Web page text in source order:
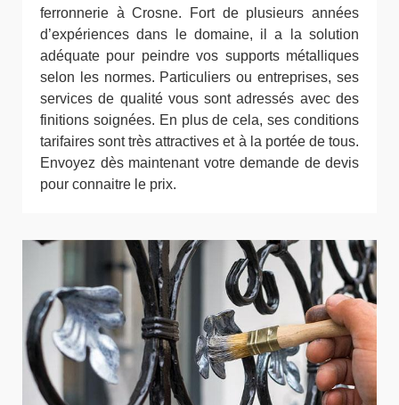
ferronnerie à Crosne. Fort de plusieurs années
d’expériences dans le domaine, il a la solution
adéquate pour peindre vos supports métalliques
selon les normes. Particuliers ou entreprises, ses
services de qualité vous sont adressés avec des
finitions soignées. En plus de cela, ses conditions
tarifaires sont très attractives et à la portée de tous.
Envoyez dès maintenant votre demande de devis
pour connaitre le prix.